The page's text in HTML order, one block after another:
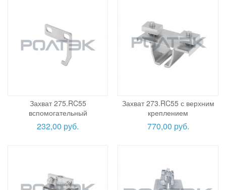
Захват 275.RC55
вспомогательный
232,00 руб.
Захват 273.RC55 с верхним
креплением
770,00 руб.